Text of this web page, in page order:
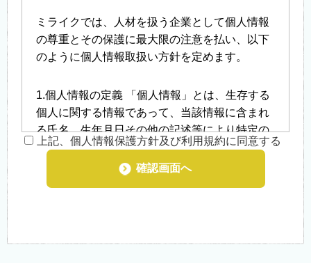
ミライクでは、人材を扱う企業として個人情報
の尊重とその保護に最大限の注意を払い、以下
のように個人情報取扱い方針を定めます。
1.個人情報の定義 「個人情報」とは、生存する
個人に関する情報であって、当該情報に含まれ
る氏名、生年月日その他の記述等により特定の
個人を識別することができるもの、及び他の情
報と容易に照合することができ、それにより特
定の個人を識別することができることとなるも
上記、個人情報保護方針及び利用規約に同意する
確認画面へ